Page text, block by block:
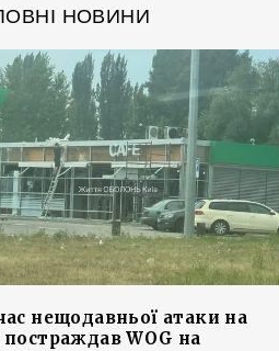
НОВИНИ
нещодавньої атаки на
постраждав WOG на